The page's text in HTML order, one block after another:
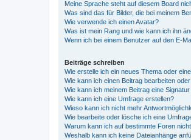
Meine Sprache steht auf diesem Board
Was sind das für Bilder, die bei meinem
Wie verwende ich einen Avatar?
Was ist mein Rang und wie kann ich ihn
Wenn ich bei einem Benutzer auf den E-
Beiträge schreiben
Wie erstelle ich ein neues Thema oder
Wie kann ich einen Beitrag bearbeiten
Wie kann ich meinem Beitrag eine
Wie kann ich eine Umfrage erstellen?
Wieso kann ich nicht mehr
Wie bearbeite oder lösche ich eine
Warum kann ich auf bestimmte Foren
Weshalb kann ich keine Dateianhänge